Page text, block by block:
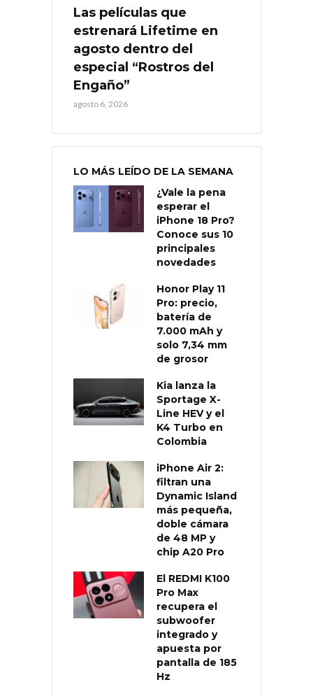
Las películas que
estrenará Lifetime en
agosto dentro del
especial “Rostros del
Engaño”
agosto 6, 2026
LO MÁS LEÍDO DE LA SEMANA
¿Vale la pena
esperar el
iPhone 18 Pro?
Conoce sus 10
principales
novedades
Honor Play 11
Pro: precio,
batería de
7.000 mAh y
solo 7,34 mm
de grosor
Kia lanza la
Sportage X-
Line HEV y el
K4 Turbo en
Colombia
iPhone Air 2:
filtran una
Dynamic Island
más pequeña,
doble cámara
de 48 MP y
chip A20 Pro
El REDMI K100
Pro Max
recupera el
subwoofer
integrado y
apuesta por
pantalla de 185
Hz